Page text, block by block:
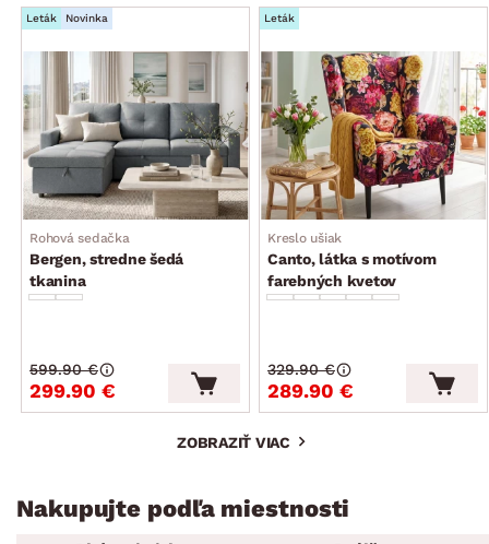
Leták Novinka
Rohová sedačka
Bergen, stredne šedá
tkanina
299.90 €
599.90 €
Leták
Kreslo ušiak
Canto, látka s motívom
farebných kvetov
289.90 €
329.90 €
ZOBRAZIŤ VIAC
Nakupujte podľa miestnosti